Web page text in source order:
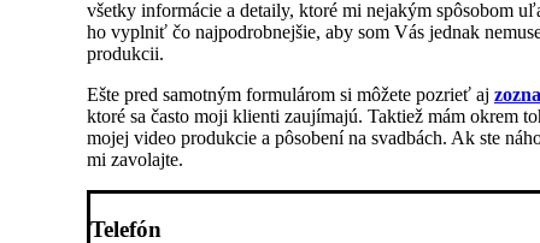
všetky informácie a detaily, ktoré mi nejakým spôsobom
ho vyplniť čo najpodrobnejšie, aby som Vás jednak
produkcii.
Ešte pred samotným formulárom si môžete pozrieť aj
ktoré sa často moji klienti zaujímajú. Taktiež mám okrem
mojej video produkcie a pôsobení na svadbách. Ak ste
mi zavolajte.
Telefón